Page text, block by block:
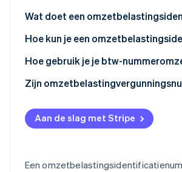
Nu bekijken
Wat doet een
Hoe kun je een
Hoe gebruik je je btw-
Zijn
Aan de slag met Stripe
Een